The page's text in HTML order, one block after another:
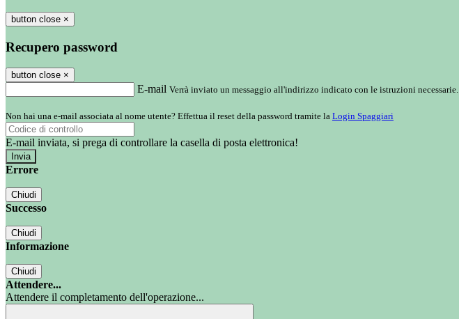
button close ×
Recupero password
button close ×
E-mail Verrà inviato un messaggio all'indirizzo indicato con le istruzioni necessarie.
Non hai una e-mail associata al nome utente? Effettua il reset della password tramite la Login Spaggiari
E-mail inviata, si prega di controllare la casella di posta elettronica!
Errore
Chiudi
Successo
Chiudi
Informazione
Chiudi
Attendere...
Attendere il completamento dell'operazione...